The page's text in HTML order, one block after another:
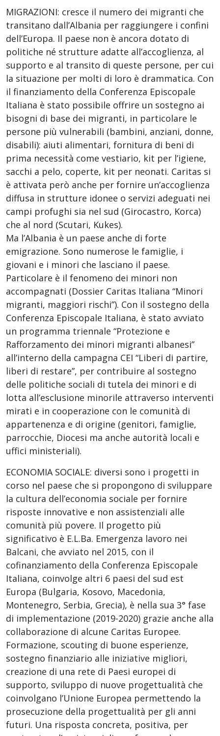
MIGRAZIONI: cresce il numero dei migranti che
transitano dall’Albania per raggiungere i confini
dell’Europa. Il paese non è ancora dotato di
politiche né strutture adatte all’accoglienza, al
supporto e al transito di queste persone, per cui
la situazione per molti di loro è drammatica. Con
il finanziamento della Conferenza Episcopale
Italiana è stato possibile offrire un sostegno ai
bisogni di base dei migranti, in particolare le
persone più vulnerabili (bambini, anziani, donne,
disabili): aiuti alimentari, fornitura di beni di
prima necessità come vestiario, kit per l’igiene,
sacchi a pelo, coperte, kit per neonati. Caritas si
è attivata però anche per fornire un’accoglienza
diffusa in strutture idonee o servizi adeguati nei
campi profughi sia nel sud (Girocastro, Korca)
che al nord (Scutari, Kukes).
Ma l’Albania è un paese anche di forte
emigrazione. Sono numerose le famiglie, i
giovani e i minori che lasciano il paese.
Particolare è il fenomeno dei minori non
accompagnati (Dossier Caritas Italiana “Minori
migranti, maggiori rischi”). Con il sostegno della
Conferenza Episcopale Italiana, è stato avviato
un programma triennale “Protezione e
Rafforzamento dei minori migranti albanesi”
all’interno della campagna CEI “Liberi di partire,
liberi di restare”, per contribuire al sostegno
delle politiche sociali di tutela dei minori e di
lotta all’esclusione minorile attraverso interventi
mirati e in cooperazione con le comunità di
appartenenza e di origine (genitori, famiglie,
parrocchie, Diocesi ma anche autorità locali e
uffici ministeriali).
ECONOMIA SOCIALE: diversi sono i progetti in
corso nel paese che si propongono di sviluppare
la cultura dell’economia sociale per fornire
risposte innovative e non assistenziali alle
comunità più povere. Il progetto più
significativo è E.L.Ba. Emergenza lavoro nei
Balcani, che avviato nel 2015, con il
cofinanziamento della Conferenza Episcopale
Italiana, coinvolge altri 6 paesi del sud est
Europa (Bulgaria, Kosovo, Macedonia,
Montenegro, Serbia, Grecia), è nella sua 3° fase
di implementazione (2019-2020) grazie anche alla
collaborazione di alcune Caritas Europee.
Formazione, scouting di buone esperienze,
sostegno finanziario alle iniziative migliori,
creazione di una rete di Paesi europei di
supporto, sviluppo di nuove progettualità che
coinvolgano l’Unione Europea permettendo la
prosecuzione della progettualità per gli anni
futuri. Una risposta concreta, positiva, per